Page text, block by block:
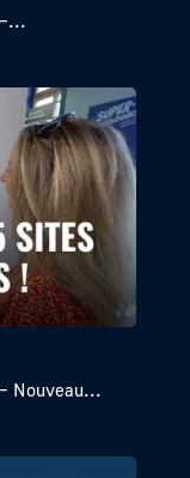
Nouveau...